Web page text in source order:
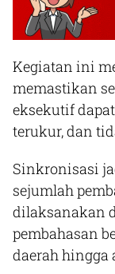
Kegiatan ini
memastikan
eksekutif
terukur, dan
Sinkronisasi
sejumlah
dilaksanakan
pembahasan
daerah hingga